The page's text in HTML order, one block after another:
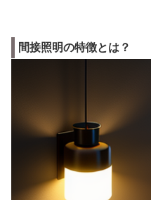
間接照明の特徴とは？